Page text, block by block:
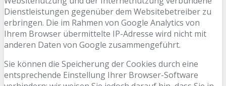
Dienstleistungen gegenüber dem Websitebetreiber zu
erbringen. Die im Rahmen von Google Analytics von
Ihrem Browser übermittelte IP-Adresse wird nicht mit
anderen Daten von Google zusammengeführt.
Sie können die Speicherung der Cookies durch eine
entsprechende Einstellung Ihrer Browser-Software